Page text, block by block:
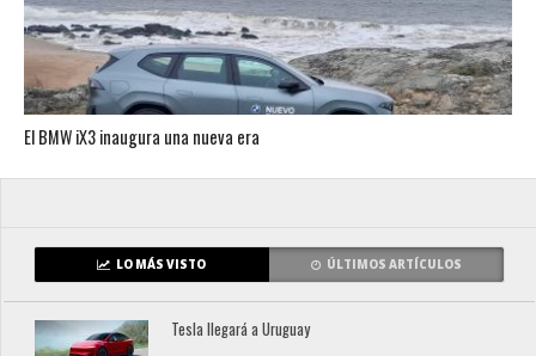
El BMW iX3 inaugura una nueva era
LO MÁS VISTO ÚLTIMOS ARTÍCULOS
Tesla llegará a Uruguay